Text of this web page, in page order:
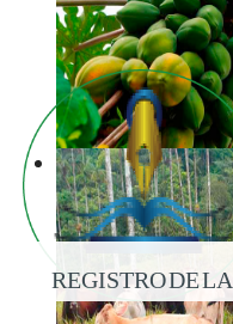
REGISTRO DE LA
PROPIEDAD